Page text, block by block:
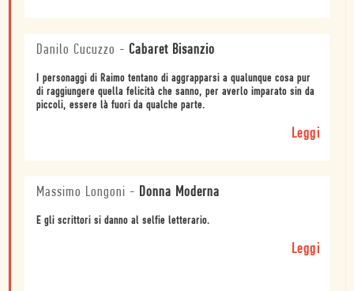
Danilo Cucuzzo - Cabaret Bisanzio
I personaggi di Raimo tentano di aggrapparsi a qualunque cosa pur
di raggiungere quella felicità che sanno, per averlo imparato sin da
piccoli, essere là fuori da qualche parte.
Leggi
Massimo Longoni - Donna Moderna
E gli scrittori si danno al selfie letterario.
Leggi